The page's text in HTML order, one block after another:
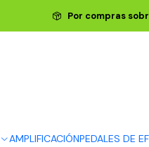
AMPLIFICACIÓNPEDALES DE
Por compras
Inicio ERNIE